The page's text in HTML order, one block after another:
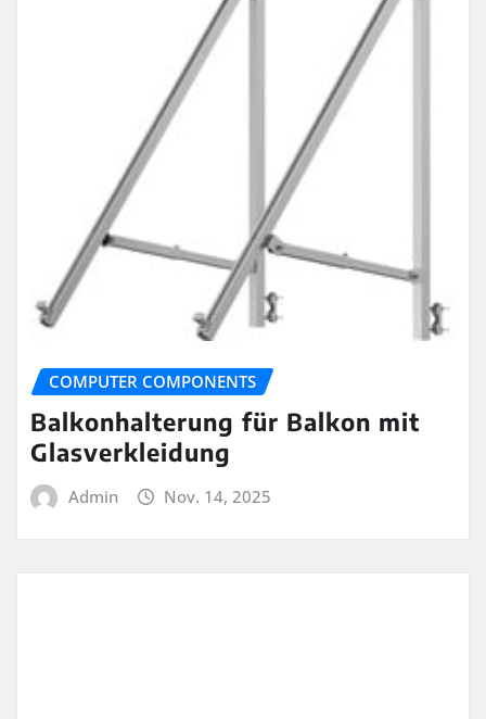
COMPUTER COMPONENTS
Balkonhalterung für Balkon mit
Glasverkleidung
Admin Nov. 14, 2025